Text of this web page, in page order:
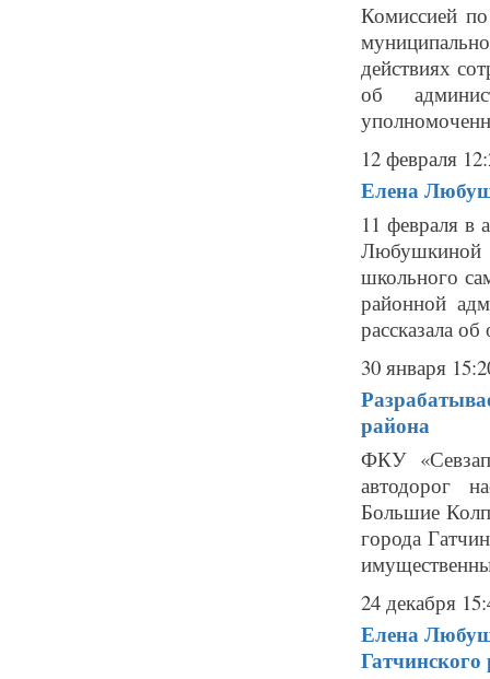
Комиссией
действиях
об
12 февраля
Елена
11 февраля в
школьного
районной
рассказала
30 января
района
ФКУ
автодорог
Большие
города
24 декабря
Елена
Гатчинского